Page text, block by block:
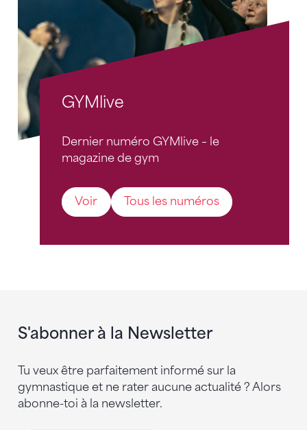
GYMlive
Dernier numéro GYMlive – le
magazine de gym
Voir Tous les numéros
S'abonner à la Newsletter
Tu veux être parfaitement informé sur la
gymnastique et ne rater aucune actualité ? Alors
abonne-toi à la newsletter.